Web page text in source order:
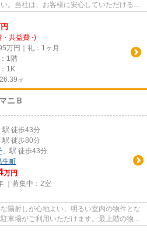
。当社は、お客様に安心していただけるよ
円
・共益費 -)
万円｜礼：1ヶ月
1階
1K
㎡
ニＢ
駅 徒歩43分
駅 徒歩80分
」駅 徒歩43分
生町
万円
｜募集中： 2室
陽射しが心地よい、明るい室内の物件とな
車場がご利用いただけます。最上階の物件